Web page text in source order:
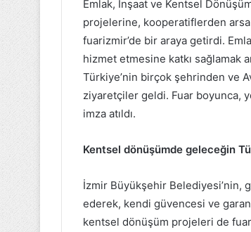
Emlak, İnşaat ve Kentsel
projelerine, kooperatiflerden
fuarizmir’de bir araya getirdi.
hizmet etmesine katkı sağlamak
Türkiye’nin birçok şehrinden ve
ziyaretçiler geldi. Fuar boyunca,
imza atıldı.
Kentsel dönüşümde geleceğin
İzmir Büyükşehir Belediyesi’nin,
ederek, kendi güvencesi ve
kentsel dönüşüm projeleri de
Tamamladı